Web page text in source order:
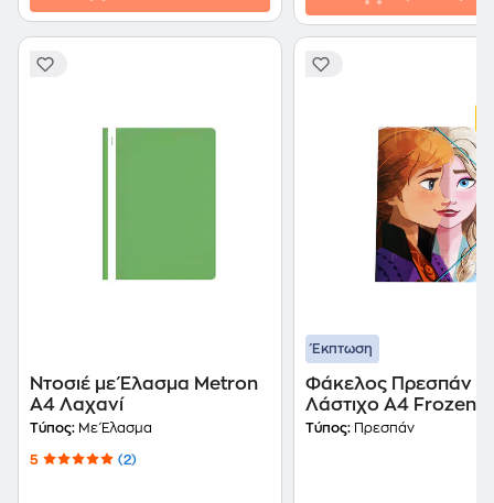
Ντοσιέ με Έλασμα Metron
Α4 Λαχανί
Τύπος: Με Έλασμα
5 (2)
Έκπτωση
Φάκελος Πρεσπάν
Λάστιχο A4 Frozen
Τύπος: Πρεσπάν